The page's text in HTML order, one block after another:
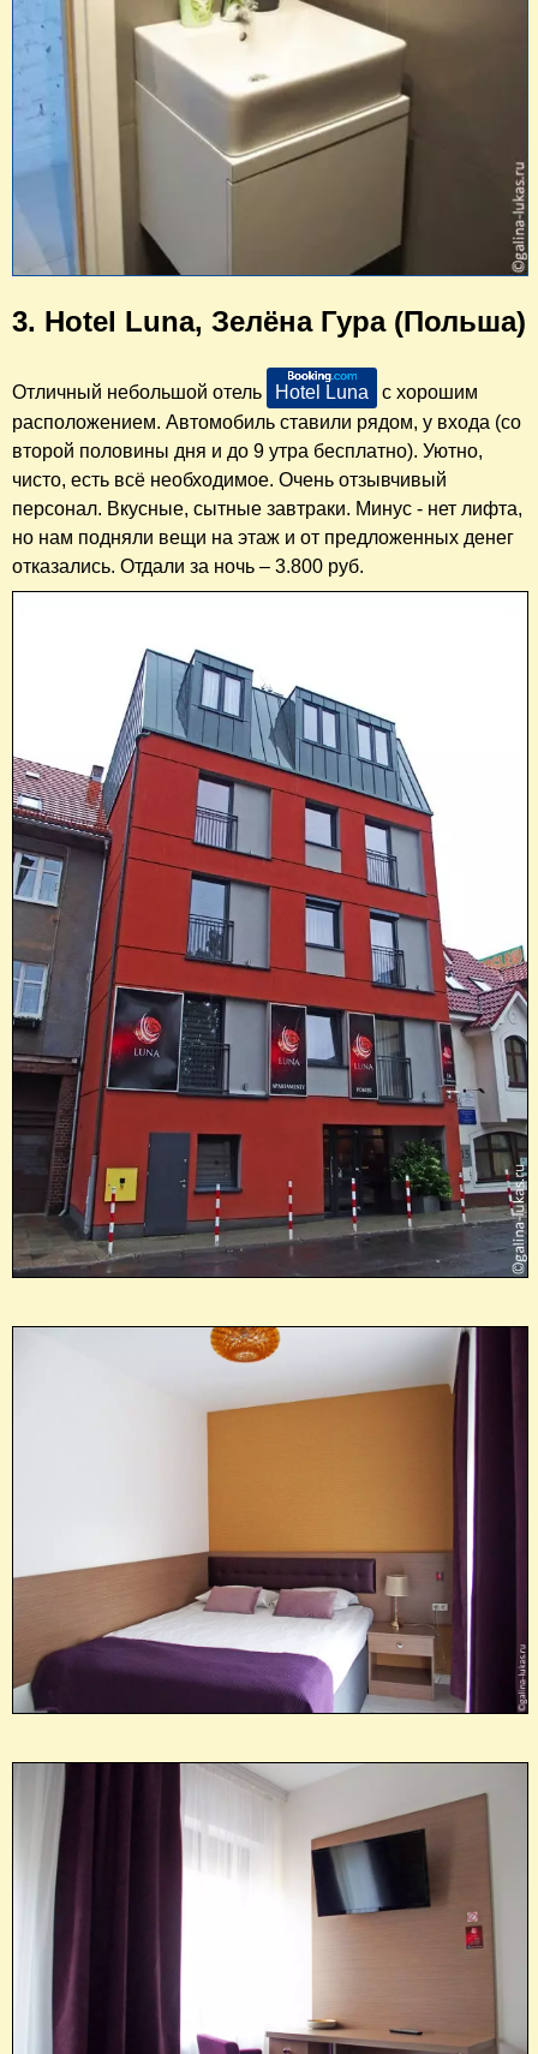
3. Hotel Luna, Зелёна Гура (Польша)
Отличный небольшой отель Hotel Luna
с хорошим
расположением. Автомобиль ставили рядом, у входа (со
второй половины дня и до 9 утра бесплатно). Уютно,
чисто, есть всё необходимое. Очень отзывчивый
персонал. Вкусные, сытные завтраки. Минус - нет лифта,
но нам подняли вещи на этаж и от предложенных денег
отказались. Отдали за ночь – 3.800 руб.